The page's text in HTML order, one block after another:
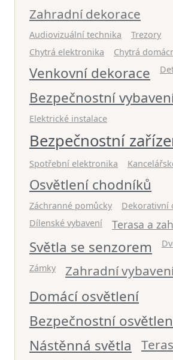
Zahradní dekorace
Audiovizuální technika
Trezory
Chytrá elektronika
Chytrá
Venkovní dekorace
Bezpečnostní
Elektrické instalace
Bezpečnostní
Spotřební elektronika
Osvětlení chodníků
Záchranné pomůcky
Dekorativní
Dílenské vybavení
Terasa a
Světla se senzorem
Zámky Zahradní
Domácí osvětlení
Bezpečnostní
Nástěnná světla